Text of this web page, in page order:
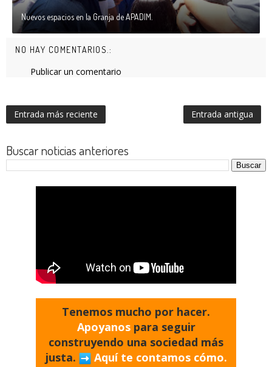
Nuevos espacios en la Granja de APADIM.
NO HAY COMENTARIOS.:
Publicar un comentario
Entrada más reciente Entrada antigua
Buscar noticias anteriores
Tenemos mucho por hacer.
Apoyanos para seguir
construyendo una sociedad más
justa.
Aquí te contamos cómo.